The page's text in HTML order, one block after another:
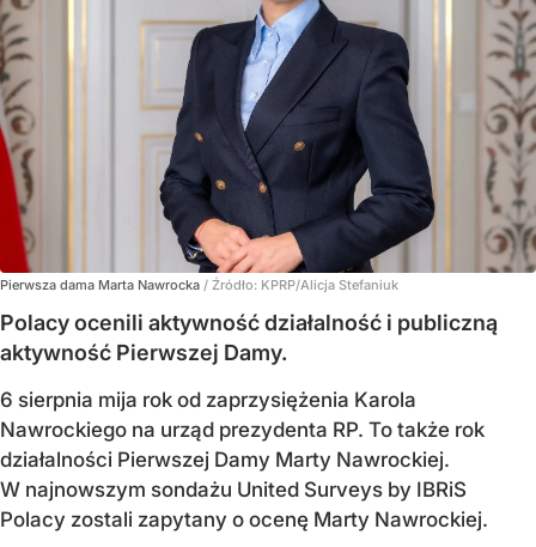
Pierwsza dama Marta Nawrocka / Źródło: KPRP/Alicja Stefaniuk
Polacy ocenili aktywność działalność i publiczną
aktywność Pierwszej Damy.
6 sierpnia mija rok od zaprzysiężenia Karola
Nawrockiego na urząd prezydenta RP. To także rok
działalności Pierwszej Damy Marty Nawrockiej.
W najnowszym sondażu United Surveys by IBRiS
Polacy zostali zapytany o ocenę Marty Nawrockiej.